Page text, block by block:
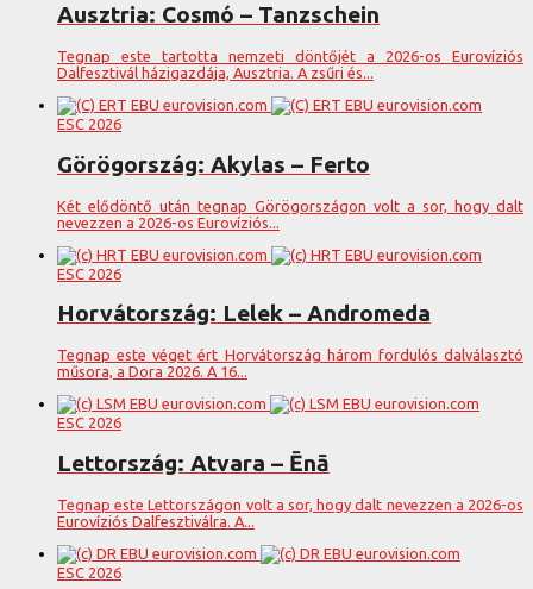
Ausztria: Cosmó – Tanzschein
Tegnap este tartotta nemzeti döntőjét a 2026-os Eurovíziós
Dalfesztivál házigazdája, Ausztria. A zsűri és...
ESC 2026
Görögország: Akylas – Ferto
Két elődöntő után tegnap Görögországon volt a sor, hogy dalt
nevezzen a 2026-os Eurovíziós...
ESC 2026
Horvátország: Lelek – Andromeda
Tegnap este véget ért Horvátország három fordulós dalválasztó
műsora, a Dora 2026. A 16...
ESC 2026
Lettország: Atvara – Ēnā
Tegnap este Lettországon volt a sor, hogy dalt nevezzen a 2026-os
Eurovíziós Dalfesztiválra. A...
ESC 2026